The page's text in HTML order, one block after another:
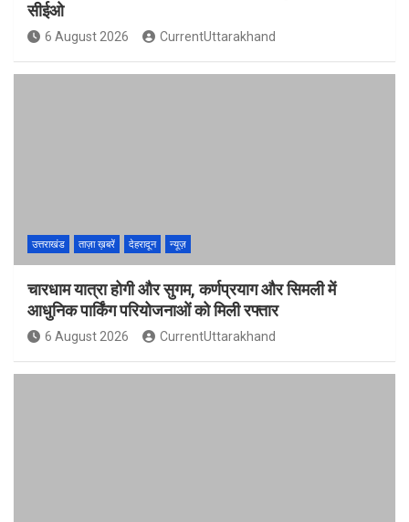
सीईओ
6 August 2026 CurrentUttarakhand
उत्तराखंड ताज़ा ख़बरें देहरादून न्यूज़
चारधाम यात्रा होगी और सुगम, कर्णप्रयाग और सिमली में
आधुनिक पार्किंग परियोजनाओं को मिली रफ्तार
6 August 2026 CurrentUttarakhand